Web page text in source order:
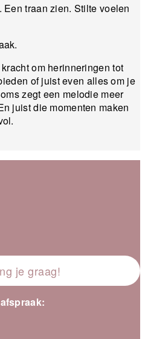
traan zien. Stilte voelen
om herinneringen tot
of juist even alles om je
zegt een melodie meer
juist die momenten maken
je graag!